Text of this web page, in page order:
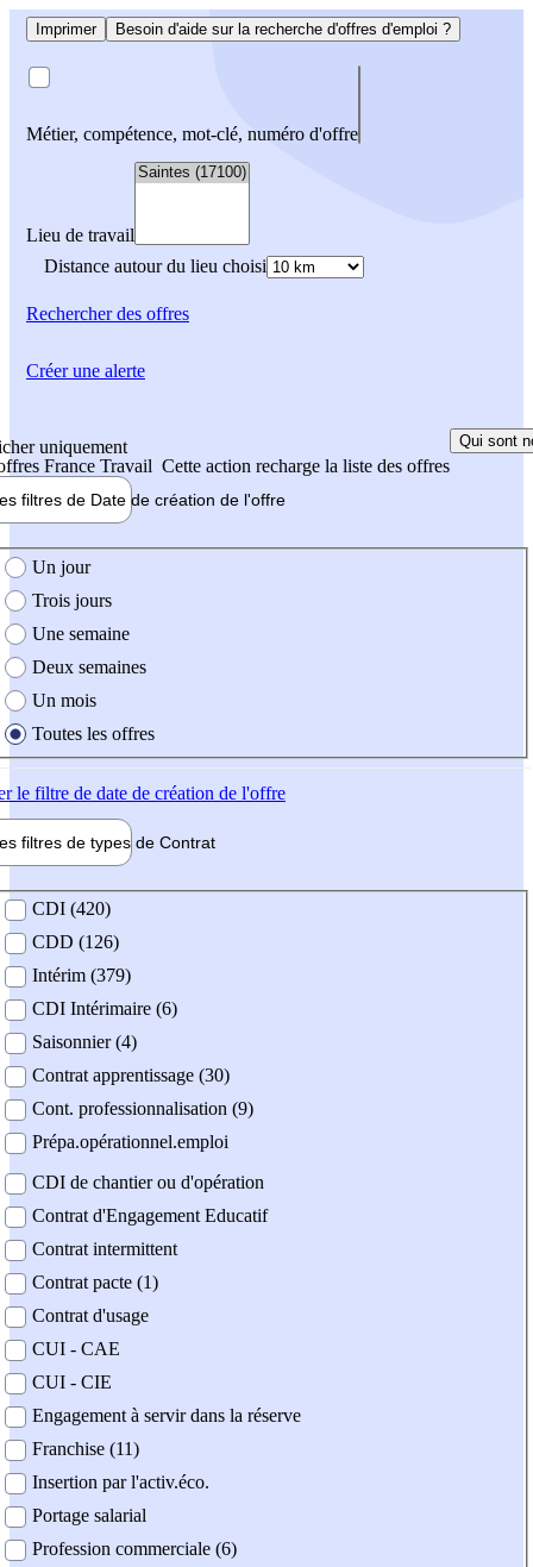
Imprimer Besoin d'aide sur la recherche d'offres d'emploi ?
Métier, compétence, mot-clé, numéro d'offre
Lieu de travail
Distance autour du lieu choisi
Rechercherdes offres
uniquement
France Travail Cette action recharge la liste des offres
Qui sont
filtres de Date de création de l'offre
création de l'offre
Un jour
Trois jours
Une semaine
Deux semaines
Un mois
Toutes les offres
le filtre de date de création de l'offre
filtres de types de Contrat
contrat
CDI (420)
CDD (126)
Intérim (379)
CDI Intérimaire (6)
Saisonnier (4)
Contrat apprentissage (30)
Cont. professionnalisation (9)
Prépa.opérationnel.emploi
CDI de chantier ou d'opération
Contrat d'Engagement Educatif
Contrat intermittent
Contrat pacte (1)
Contrat d'usage
CUI - CAE
CUI - CIE
Engagement à servir dans la réserve
Franchise (11)
Insertion par l'activ.éco.
Portage salarial
Profession commerciale (6)
Créer une alerte